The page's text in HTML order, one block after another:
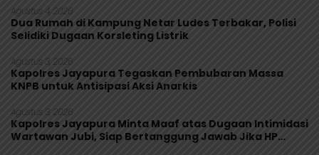
Agustus 4, 2026
Dua Rumah di Kampung Netar Ludes Terbakar, Polisi
Selidiki Dugaan Korsleting Listrik
Agustus 3, 2026
Kapolres Jayapura Tegaskan Pembubaran Massa
KNPB untuk Antisipasi Aksi Anarkis
Agustus 3, 2026
Kapolres Jayapura Minta Maaf atas Dugaan Intimidasi
Wartawan Jubi, Siap Bertanggung Jawab Jika HP